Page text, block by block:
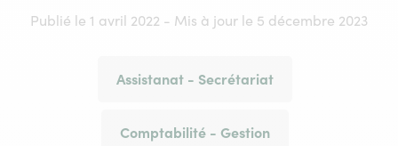
Publié le 1 avril 2022 - Mis à jour le 5 décembre 2023
Assistanat - Secrétariat
Comptabilité - Gestion